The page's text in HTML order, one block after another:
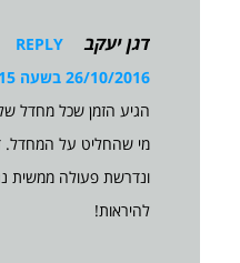
דגן יעקב
REPLY
26/10/2016 בשעה 23:15
הגיע הזמן שכל מחדל
מי שהחליט על
ונדרשת פעולה ממשית
להיראות!